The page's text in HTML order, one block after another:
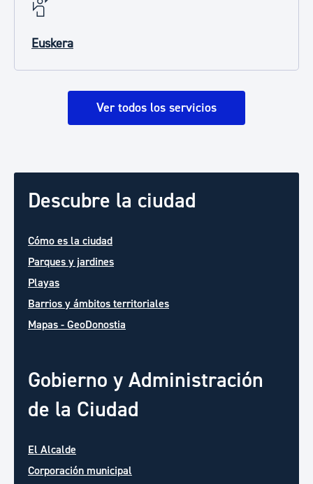
Euskera
Ver todos los servicios
Descubre la ciudad
Cómo es la ciudad
Parques y jardines
Playas
Barrios y ámbitos territoriales
Mapas - GeoDonostia
Gobierno y Administración
de la Ciudad
El Alcalde
Corporación municipal